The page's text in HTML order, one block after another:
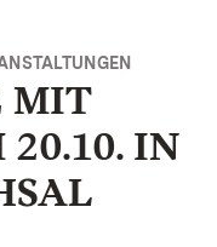
MIT
20.10. IN